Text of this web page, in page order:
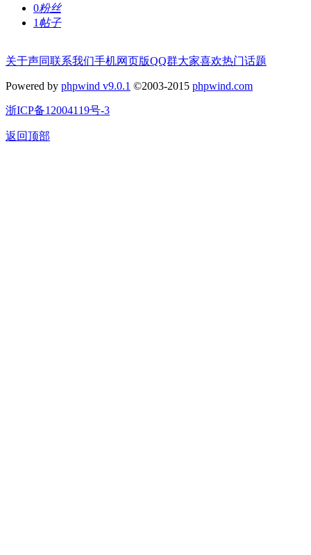
0粉丝
1 帖子
关于声同联系我们手机网页版QQ群大家喜欢热门话题
Powered by phpwind v9.0.1 ©2003-2015 phpwind.com
浙ICP备12004119号-3
返回顶部